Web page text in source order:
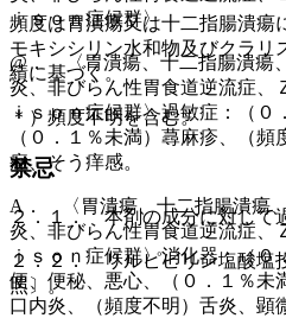
頻度は胃潰瘍又は十二指腸潰瘍
モキシシリン水和物及びクラリ
績に基づく。
＊）頻度不明を含む。
禁忌
２．１． 本剤の成分に対して
２．２． リルピビリン塩酸塩
照〕。
ｉｓｏｎ症候群〉
@． 〈胃潰瘍、十二指腸潰瘍
炎、非びらん性胃食道逆流症、
ｉｓｏｎ症候群〉過敏症：（０
（０．１％未満）蕁麻疹、（
症、そう痒感。
A． 〈胃潰瘍、十二指腸潰瘍
炎、非びらん性胃食道逆流症、
ｉｓｏｎ症候群〉消化器：（０
便、便秘、悪心、（０．１％未
口内炎、（頻度不明）舌炎、顕